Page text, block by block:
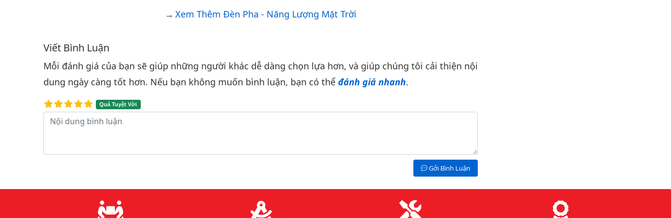
Xem Thêm Đèn Pha - Năng Lượng Mặt Trời
Bình luận & Đánh giá
Viết Bình Luận
Mỗi đánh giá của bạn sẽ giúp những người khác dễ dàng chọn lựa hơn, và giúp chúng tôi cải thiện nội
dung ngày càng tốt hơn. Nếu bạn không muốn bình luận, bạn có thể đánh giá nhanh.
Quá Tuyệt Vời
Nội dung bình luận
Gởi Bình Luận
Lý do chọn chúng tôi